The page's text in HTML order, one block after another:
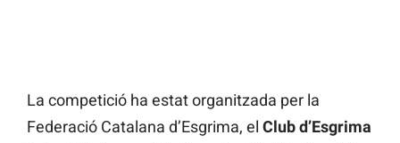
La competició ha estat organitzada per la
Federació Catalana d’Esgrima, el Club d’Esgrima